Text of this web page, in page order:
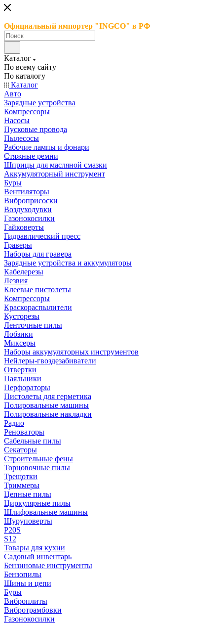
Официальный импортер "INGCO" в РФ
Каталог
По всему сайту
По каталогу
Каталог
Авто
Зарядные устройства
Компрессоры
Насосы
Пусковые провода
Пылесосы
Рабочие лампы и фонари
Стяжные ремни
Шприцы для масляной смазки
Аккумуляторный инструмент
Буры
Вентиляторы
Виброприсоски
Воздуходувки
Газонокосилки
Гайковерты
Гидравлический пресс
Граверы
Наборы для гравера
Зарядные устройства и аккумуляторы
Кабелерезы
Лезвия
Клеевые пистолеты
Компрессоры
Краскораспылители
Кусторезы
Ленточные пилы
Лобзики
Миксеры
Наборы аккумуляторных инструментов
Нейлеры-гвоздезабиватели
Отвертки
Паяльники
Перфораторы
Пистолеты для герметика
Полировальные машины
Полировальные накладки
Радио
Реноваторы
Сабельные пилы
Секаторы
Строительные фены
Торцовочные пилы
Трещотки
Триммеры
Цепные пилы
Циркулярные пилы
Шлифовальные машины
Шуруповерты
P20S
S12
Товары для кухни
Садовый инвентарь
Бензиновые инструменты
Бензопилы
Шины и цепи
Буры
Виброплиты
Вибротрамбовки
Газонокосилки